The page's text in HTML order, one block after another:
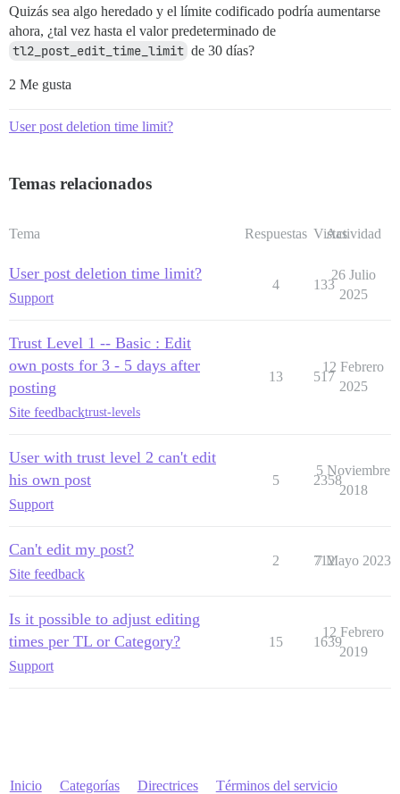
Quizás sea algo heredado y el límite codificado podría aumentarse
ahora, ¿tal vez hasta el valor predeterminado de
tl2_post_edit_time_limit de 30 días?
2 Me gusta
User post deletion time limit?
Temas relacionados
Tema Respuestas Vistas
Actividad
User post deletion time limit?
Support
4 133
26 Julio
2025
Trust Level 1 -- Basic : Edit
own posts for 3 - 5 days after
posting
Site feedbacktrust-levels
13 517
12 Febrero
2025
User with trust level 2 can't edit
his own post
Support
5 2358
5 Noviembre
2018
Can't edit my post?
Site feedback
2 712
7 Mayo 2023
Is it possible to adjust editing
times per TL or Category?
Support
15 1639
12 Febrero
2019
Inicio Categorías Directrices Términos del servicio